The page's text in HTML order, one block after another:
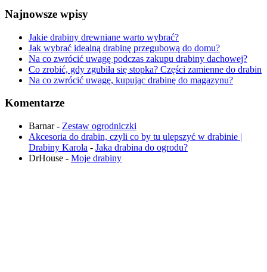
Najnowsze wpisy
Jakie drabiny drewniane warto wybrać?
Jak wybrać idealną drabinę przegubową do domu?
Na co zwrócić uwagę podczas zakupu drabiny dachowej?
Co zrobić, gdy zgubiła się stopka? Części zamienne do drabin
Na co zwrócić uwagę, kupując drabinę do magazynu?
Komentarze
Barnar- Zestaw ogrodniczki
Akcesoria do drabin, czyli co by tu ulepszyć w drabinie |
Drabiny Karola - Jaka drabina do ogrodu​?
DrHouse - Moje drabiny